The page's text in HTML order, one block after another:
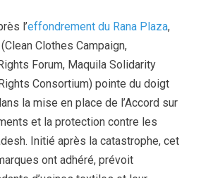
l’effondrement du Rana Plaza,
Clothes Campaign,
Forum, Maquila Solidarity
Consortium) pointe du doigt
la mise en place de l’Accord sur
et la protection contre les
Initié après la catastrophe, cet
ont adhéré, prévoit